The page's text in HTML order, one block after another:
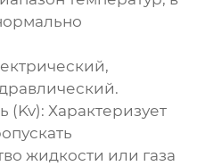
(Kv): Характеризует
жидкости или газа